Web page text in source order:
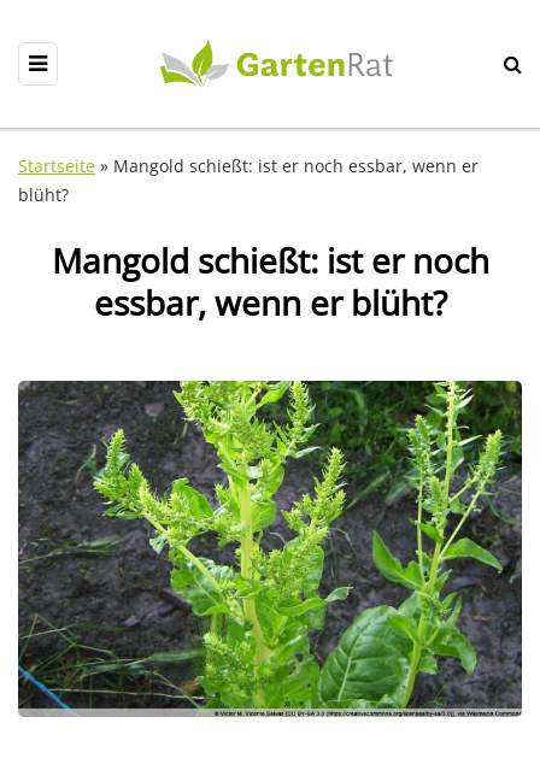
Startseite » Mangold schießt: ist er noch essbar, wenn er
blüht?
Mangold schießt: ist er noch
essbar, wenn er blüht?